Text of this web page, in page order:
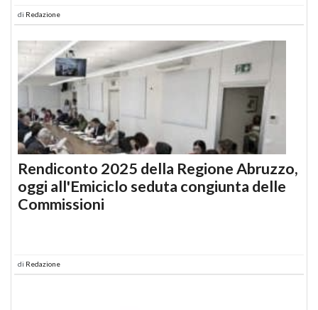
di Redazione
Rendiconto 2025 della Regione Abruzzo,
oggi all'Emiciclo seduta congiunta delle
Commissioni
di Redazione